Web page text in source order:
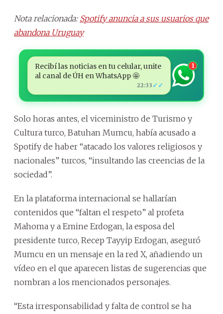
Nota relacionada: Spotify anuncia a sus usuarios que
abandona Uruguay
Recibí las noticias en tu celular, unite
al canal de ÚH en WhatsApp 🤩
22:33 ✓✓
1
Solo horas antes, el viceministro de Turismo y
Cultura turco, Batuhan Mumcu, había acusado a
Spotify de haber “atacado los valores religiosos y
nacionales” turcos, “insultando las creencias de la
sociedad”.
En la plataforma internacional se hallarían
contenidos que “faltan el respeto” al profeta
Mahoma y a Emine Erdogan, la esposa del
presidente turco, Recep Tayyip Erdogan, aseguró
Mumcu en un mensaje en la red X, añadiendo un
vídeo en el que aparecen listas de sugerencias que
nombran a los mencionados personajes.
“Esta irresponsabilidad y falta de control se ha